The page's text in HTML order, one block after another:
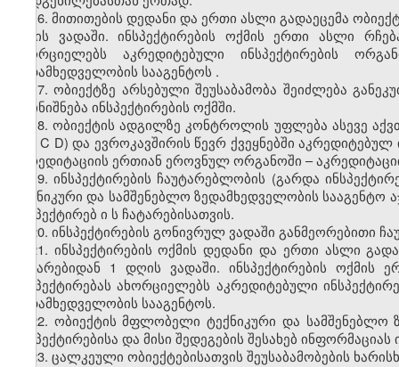
16. მითითების დედანი და ერთი ასლი გადაეცემა
დღის ვადაში.ინსპექტირების ოქმის ერთი ასლი
ახორციელებს აკრედიტებული ინსპექტირების
ზედამხედველობის სააგენტოს .
17. ობიექტზე არსებული შეუსაბამობა შეიძლება
აღინიშნება ინსპექტირების ოქმში.
18. ობიექტის ადგილზე კონტროლის უფლება ასევე
C D) და ევროკავშირის წევრ ქვეყნებში
აკრედიტაციის ერთიან ეროვნულ ორგანოში –
19. ინსპექტირების ჩაუტარებლობის (გარდა
ტექნიკური და სამშენებლო ზედამხედველობის სააგენტო
ინსპექტირებ ი ს ჩატარებისათვის.
20. ინსპექტირების გონივრულ ვადაში განმეორებითი
21. ინსპექტირების ოქმისდედანი და ერთი ასლი
ჩატარებიდან 1 დღის ვადაში.ინსპექტირებისოქმის
ინსპექტირებას ახორციელებს აკრედიტებული
ზედამხედველობის სააგენტოს.
22. ობიექტის მფლობელი ტექნიკური და სამშენებლო
ინსპექტირებისა და მისი შედეგების შესახებ
23. ცალკეული ობიექტებისათვის შეუსაბამობების